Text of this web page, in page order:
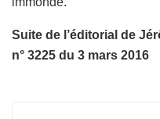
Suite de l’éditorial de
n° 3225 du 3 mars 2016